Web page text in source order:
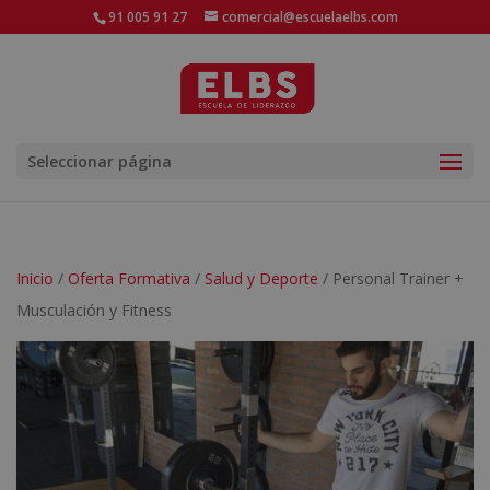
91 005 91 27 comercial@escuelaelbs.com
Seleccionar página
Inicio / Oferta Formativa / Salud y Deporte / Personal Trainer +
Musculación y Fitness